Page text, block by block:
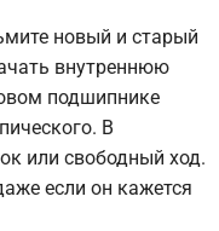
новый и старый
внутреннюю
подшипнике
В
или свободный ход.
если он кажется